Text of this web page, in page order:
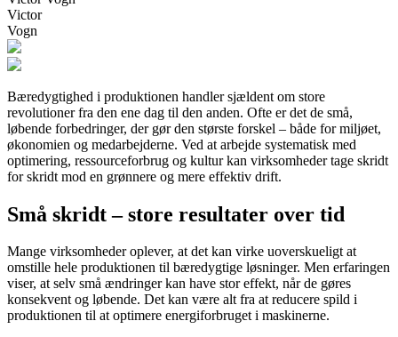
Victor
Vogn
Bæredygtighed i produktionen handler sjældent om store
revolutioner fra den ene dag til den anden. Ofte er det de små,
løbende forbedringer, der gør den største forskel – både for miljøet,
økonomien og medarbejderne. Ved at arbejde systematisk med
optimering, ressourceforbrug og kultur kan virksomheder tage skridt
for skridt mod en grønnere og mere effektiv drift.
Små skridt – store resultater over tid
Mange virksomheder oplever, at det kan virke uoverskueligt at
omstille hele produktionen til bæredygtige løsninger. Men erfaringen
viser, at selv små ændringer kan have stor effekt, når de gøres
konsekvent og løbende. Det kan være alt fra at reducere spild i
produktionen til at optimere energiforbruget i maskinerne.